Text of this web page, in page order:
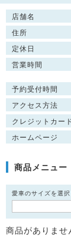
店舗名
住所
定休日
営業時間
予約受付時間
アクセス方法
クレジットカー
ホームページ
商品メニュー
愛車のサイズを選
商品がありませ